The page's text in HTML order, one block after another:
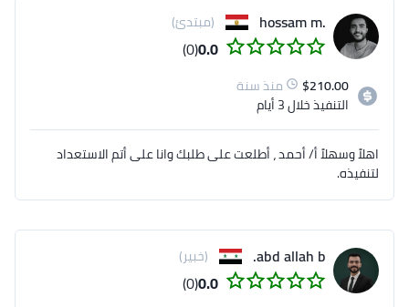
.hossam m (مبتدئ)
0.0
(0)
$210.00
منذ سنة
التنفيذخلال 3 أيام
اهلاً وسهلاً أ/ أحمد ، أطلعت على طلبك وانا على أتم الاستعداد
لتنفيذه.
abd allah b. (خبير)
0.0
(0)